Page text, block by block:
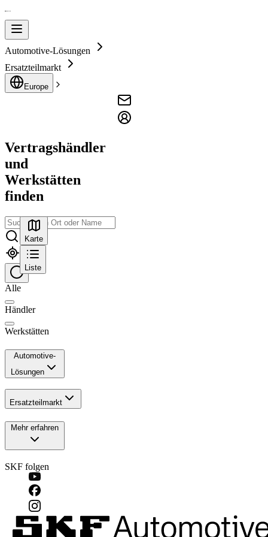
Automotive-Lösungen
Ersatzteilmarkt
Europe
Vertragshändler
und
Werkstätten
finden
Alle
Händler
Werkstätten
Karte
Liste
Automotive-
Lösungen
Ersatzteilmarkt
Mehr erfahren
SKF folgen